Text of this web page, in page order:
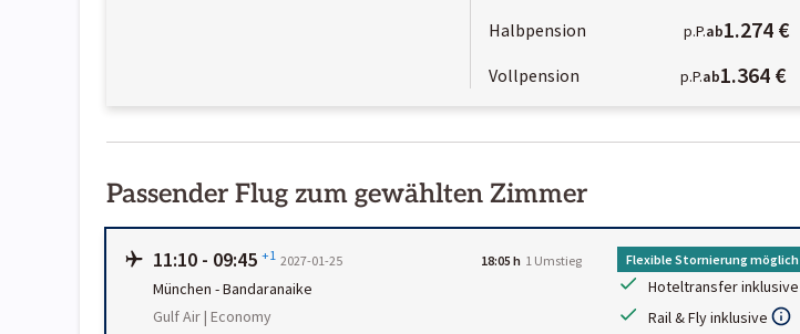
Halbpension p.P.ab1.274 €
Vollpension p.P.ab1.364 €
Passender Flug zum gewählten Zimmer
11:10 - 09:45 +1 2027-01-25 18:05 h 1 Umstieg
München -Bandaranaike
Gulf Air | Economy
Flexible Stornierung möglich
Hoteltransfer inklusive
Rail & Fly inklusive